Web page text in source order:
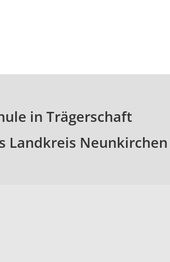
in Trägerschaft
Landkreis Neunkirchen